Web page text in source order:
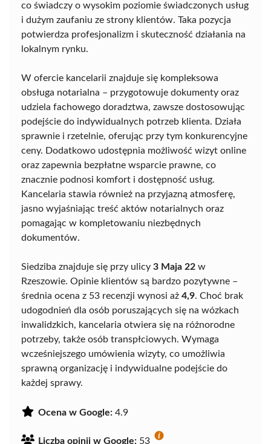
co świadczy o wysokim poziomie świadczonych usług
i dużym zaufaniu ze strony klientów. Taka pozycja
potwierdza profesjonalizm i skuteczność działania na
lokalnym rynku.
W ofercie kancelarii znajduje się kompleksowa
obsługa notarialna – przygotowuje dokumenty oraz
udziela fachowego doradztwa, zawsze dostosowując
podejście do indywidualnych potrzeb klienta. Działa
sprawnie i rzetelnie, oferując przy tym konkurencyjne
ceny. Dodatkowo udostępnia możliwość wizyt online
oraz zapewnia bezpłatne wsparcie prawne, co
znacznie podnosi komfort i dostępność usług.
Kancelaria stawia również na przyjazną atmosferę,
jasno wyjaśniając treść aktów notarialnych oraz
pomagając w kompletowaniu niezbędnych
dokumentów.
Siedziba znajduje się przy ulicy 3 Maja 22 w
Rzeszowie. Opinie klientów są bardzo pozytywne –
średnia ocena z 53 recenzji wynosi aż 4,9. Choć brak
udogodnień dla osób poruszających się na wózkach
inwalidzkich, kancelaria otwiera się na różnorodne
potrzeby, także osób transpłciowych. Wymaga
wcześniejszego umówienia wizyty, co umożliwia
sprawną organizację i indywidualne podejście do
każdej sprawy.
Ocena w Google: 4.9
Liczba opinii w Google: 53